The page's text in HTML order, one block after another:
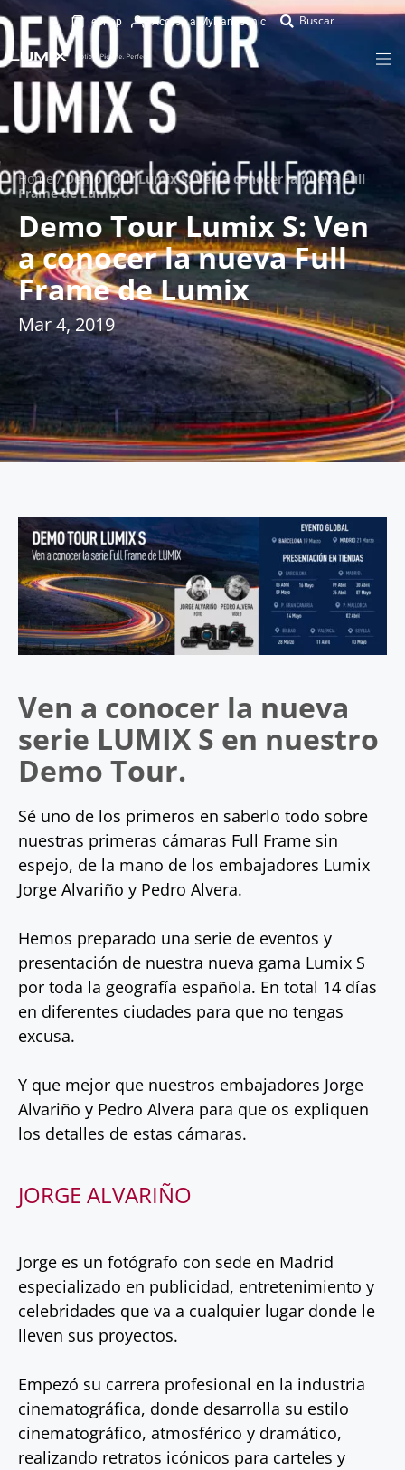
eShop Acceso a MyPanasonic
Home/Demo Tour Lumix S: Ven a conocer la nueva Full
Frame de Lumix
Demo Tour Lumix S: Ven
a conocer la nueva Full
Frame de Lumix
Mar 4, 2019
Ven a conocer la nueva
serie LUMIX S en nuestro
Demo Tour.
Sé uno de los primeros en saberlo todo sobre
nuestras primeras cámaras Full Frame sin
espejo, de la mano de los embajadores Lumix
Jorge Alvariño y Pedro Alvera.
Hemos preparado una serie de eventos y
presentación de nuestra nueva gama Lumix S
por toda la geografía española. En total 14 días
en diferentes ciudades para que no tengas
excusa.
Y que mejor que nuestros embajadores Jorge
Alvariño y Pedro Alvera para que os expliquen
los detalles de estas cámaras.
JORGE ALVARIÑO
Jorge es un fotógrafo con sede en Madrid
especializado en publicidad, entretenimiento y
celebridades que va a cualquier lugar donde le
lleven sus proyectos.
Empezó su carrera profesional en la industria
cinematográfica, donde desarrolla su estilo
cinematográfico, atmosférico y dramático,
realizando retratos icónicos para carteles y